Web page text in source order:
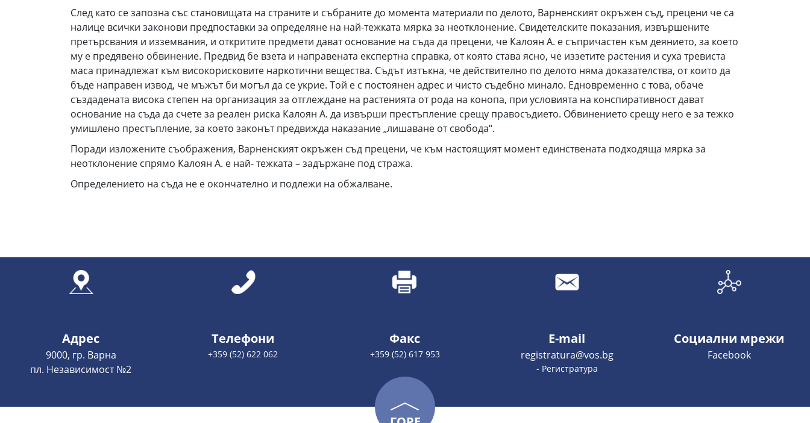
След като се запозна със становищата на страните и събраните до момента материали по делото, Варненският окръжен съд, прецени че са
налице всички законови предпоставки за определяне на най-тежката мярка за неотклонение. Свидетелските показания, извършените
претърсвания и изземвания, и откритите предмети дават основание на съда да прецени, че Калоян А. е съпричастен към деянието, за което
му е предявено обвинение. Предвид бе взета и направената експертна справка, от която става ясно, че иззетите растения и суха тревиста
маса принадлежат към високорисковите наркотични вещества. Съдът изтъкна, че действително по делото няма доказателства, от които да
бъде направен извод, че мъжът би могъл да се укрие. Той е с постоянен адрес и чисто съдебно минало. Едновременно с това, обаче
създадената висока степен на организация за отглеждане на растенията от рода на конопа, при условията на конспиративност дават
основание на съда да счете за реален риска Калоян А. да извърши престъпление срещу правосъдието. Обвинението срещу него е за тежко
умишлено престъпление, за което законът предвижда наказание „лишаване от свобода“.
Поради изложените съображения, Варненският окръжен съд прецени, че към настоящият момент единствената подходяща мярка за
неотклонение спрямо Калоян А. е най- тежката – задържане под стража.
Определението на съда не е окончателно и подлежи на обжалване.
Адрес
9000, гр. Варна
пл. Независимост №2
Телефони
+359 (52) 622 062
Факс
+359 (52) 617 953
E-mail
registratura@vos.bg
- Регистратура
Социални мрежи
Facebook